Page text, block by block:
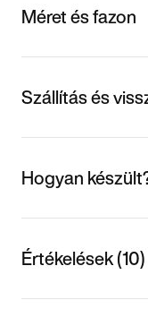
Méret és fazon
Szállítás és
Hogyan
Értékelések (10)